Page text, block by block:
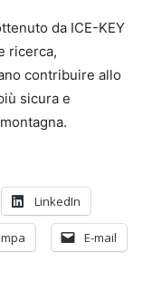
da ICE-KEY
ricerca,
contribuire allo
sicura e
LinkedIn
E-mail